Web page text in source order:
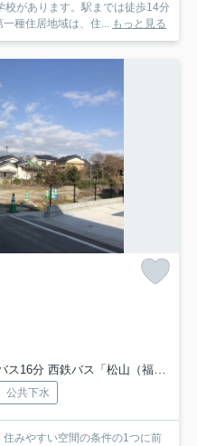
があります。駅までは徒歩14分
種住居地域は、住... もっと見る
ス「松山（福岡県）（バス）」 停歩6分
公共下水
みやすい空間の条件の1つに前